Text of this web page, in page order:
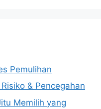
Pemulihan
& Pencegahan
Memilih yang